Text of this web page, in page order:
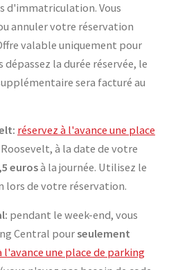
d'immatriculation. Vous
annuler votre réservation
valable uniquement pour
dépassez la durée réservée, le
sera facturé au
réservez à l'avance une place
à la date de votre
eurosà la journée. Utilisez le
lors de votre réservation.
pendant le week-end, vous
Central pourseulement
l'avance une place de parking